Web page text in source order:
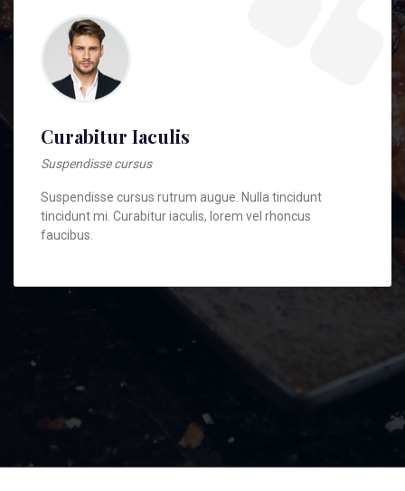
Curabitur Iaculis
Suspendisse cursus
Suspendisse cursus rutrum augue. Nulla tincidunt
tincidunt mi. Curabitur iaculis, lorem vel rhoncus
faucibus.